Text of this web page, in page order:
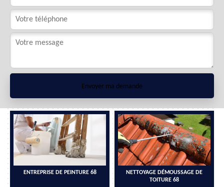
ENTREPRISE DE PEINTURE 68
NETTOYAGE DÉMOUSSAGE DE
TOITURE 68